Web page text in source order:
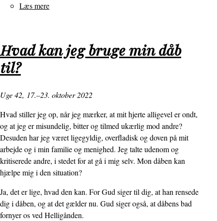
Læs mere
jer
Hvad kan jeg bruge min dåb
til?
Uge 42, 17.–23. oktober 2022
Hvad stiller jeg op, når jeg mærker, at mit hjerte alligevel er ondt,
og at jeg er misundelig, bitter og tilmed ukærlig mod andre?
Desuden har jeg været ligegyldig, overfladisk og doven på mit
arbejde og i min familie og menighed. Jeg talte udenom og
kritiserede andre, i stedet for at gå i mig selv. Mon dåben kan
hjælpe mig i den situation?
Ja, det er lige, hvad den kan. For Gud siger til dig, at han rensede
dig i dåben, og at det gælder nu. Gud siger også, at dåbens bad
fornyer os ved Helligånden.